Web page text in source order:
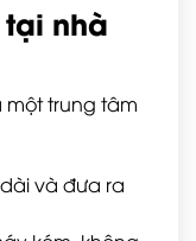
nhà
trung tâm
và đưa ra